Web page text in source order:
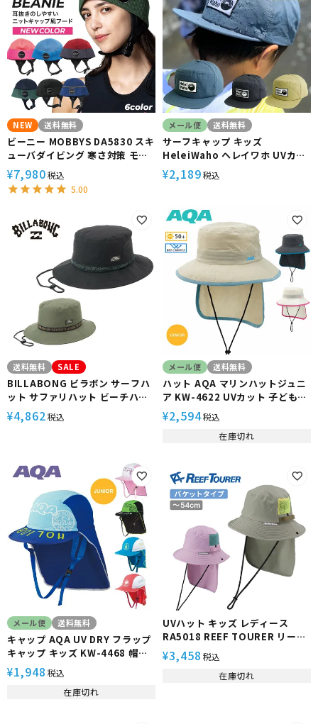
NEW 送料無料
ビーニー MOBBYS DA5830 スキ
ューバダイビング 寒さ対策 モビ
ーズ MOBBYS
¥7,980税込
5.00
メール便 送料無料
サーフキャップ キッズ
HeleiWaho ヘレイワホ UVカッ
ト 海遊び 熱中症予防
¥2,189税込
送料無料 SALE
BILLABONG ビラボン サーフハ
ット サファリハット ビーチハッ
ト 速乾 撥水加工 軽量 BE011971
UTILITY HAT
¥4,862税込
メール便 送料無料
ハット AQA マリンハットジュニ
ア KW-4622 UVカット 子ども用
帽子
¥2,594税込
在庫切れ
メール便 送料無料
キャップ AQA UV DRY フラップ
キャップ キッズ KW-4468 帽子
子供向け 日焼け防止
¥1,948 税込
在庫切れ
UVハット キッズ レディース
RA5018 REEF TOURER リーフ
ツアラー マリンハット メンズ レ
ディース バケットハット
UPF50+ 首 日焼け防止 ネックガ
¥3,458 税込
在庫切れ